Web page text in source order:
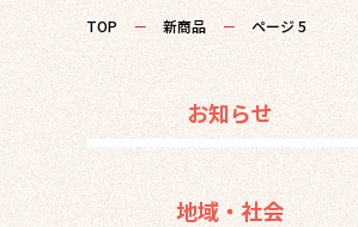
TOP － 新商品 － ページ 5
お知らせ
地域・社会